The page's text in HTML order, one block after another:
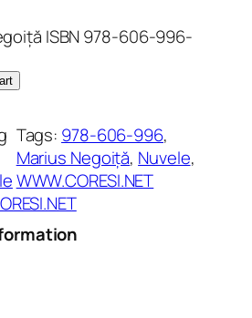
ISBN 978-606-996-
Tags: 978-606-996
Marius Negoiță, Nuvele
WWW.CORESI.NET